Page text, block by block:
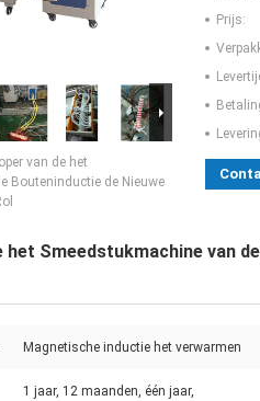
van de het
Bouteninductie de Nieuwe
Prijs:
het Smeedstukmachine van
Magnetische inductie het verwarmen
1 jaar, 12 maanden, één jaar,